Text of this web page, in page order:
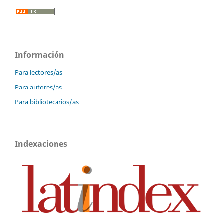
Información
Para lectores/as
Para autores/as
Para bibliotecarios/as
Indexaciones